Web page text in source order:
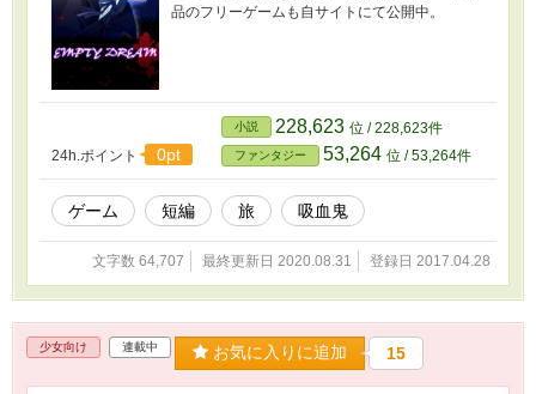
品のフリーゲームも自サイトにて公開中。
24h.ポイント 0pt
小説 228,623 位 / 228,623件
ファンタジー 53,264 位 / 53,264件
ゲーム 短編 旅 吸血鬼
文字数 64,707 最終更新日 2020.08.31 登録日 2017.04.28
少女向け 連載中 お気に入りに追加 15